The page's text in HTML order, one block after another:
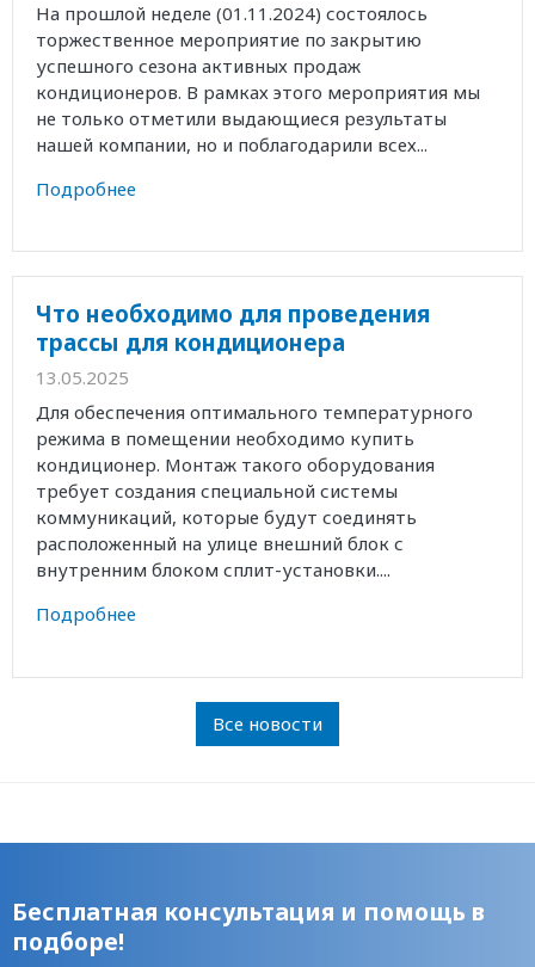
На прошлой неделе (01.11.2024) состоялось
торжественное мероприятие по закрытию
успешного сезона активных продаж
кондиционеров. В рамках этого мероприятия мы
не только отметили выдающиеся результаты
нашей компании, но и поблагодарили всех...
Подробнее
Что необходимо для проведения
трассы для кондиционера
13.05.2025
Для обеспечения оптимального температурного
режима в помещении необходимо купить
кондиционер. Монтаж такого оборудования
требует создания специальной системы
коммуникаций, которые будут соединять
расположенный на улице внешний блок с
внутренним блоком сплит-установки....
Подробнее
Все новости
Бесплатная консультация и помощь в
подборе!